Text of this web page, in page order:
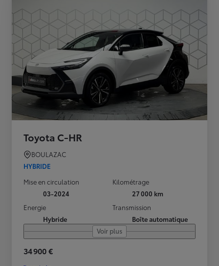
Toyota C-HR
BOULAZAC
HYBRIDE
Mise en circulation
03-2024
Kilométrage
27 000 km
Energie
Hybride
Transmission
Boîte automatique
Voir plus
34 900 €